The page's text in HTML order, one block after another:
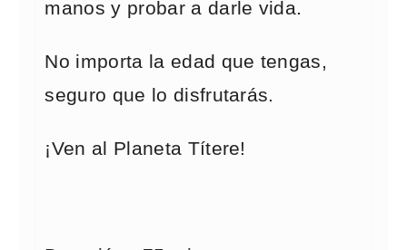
manos y probar a darle vida.
No importa la edad que tengas,
seguro que lo disfrutarás.
¡Ven al Planeta Títere!